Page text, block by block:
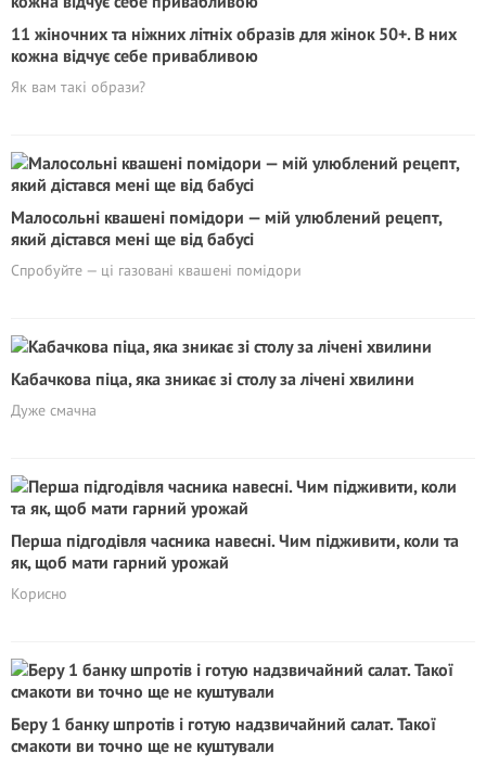
11 жіночних та ніжних літніх образів для жінок 50+. В них
кожна відчує себе привабливою
Як вам такi образи?
Малосольні квашені помідори — мій улюблений рецепт,
який дістався мені ще від бабусі
Спробуйте — ці газовані квашені помідори
Кабачкова піца, яка зникає зі столу за лічені хвилини
Дуже смачна
Перша підгодівля часника навесні. Чим підживити, коли та
як, щоб мати гарний урожай
Корисно
Беру 1 банку шпротів і готую надзвичайний салат. Такої
смакоти ви точно ще не куштували